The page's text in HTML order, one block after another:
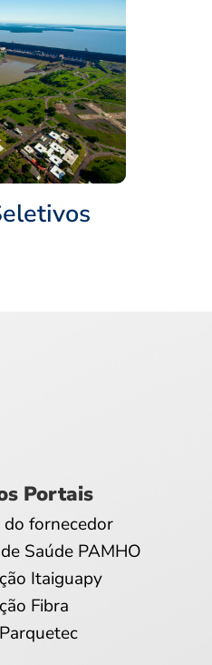
Portais
fornecedor
Saúde PAMHO
Itaiguapy
Fibra